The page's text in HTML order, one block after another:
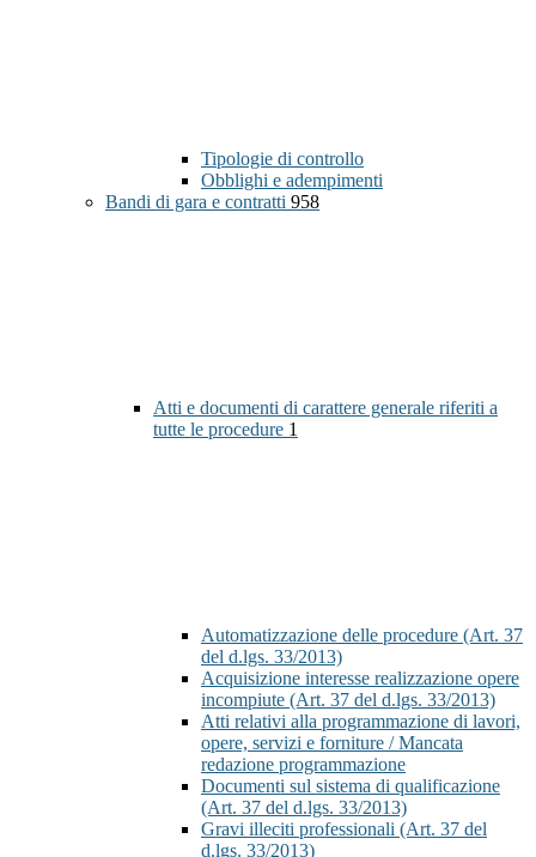
Tipologie di controllo
Obblighi e adempimenti
Bandi di gara e contratti 958
Atti e documenti di carattere generale riferiti a
tutte le procedure 1
Automatizzazione delle procedure (Art. 37
del d.lgs. 33/2013)
Acquisizione interesse realizzazione opere
incompiute (Art. 37 del d.lgs. 33/2013)
Atti relativi alla programmazione di lavori,
opere, servizi e forniture / Mancata
redazione programmazione
Documenti sul sistema di qualificazione
(Art. 37 del d.lgs. 33/2013)
Gravi illeciti professionali (Art. 37 del
d.lgs. 33/2013)